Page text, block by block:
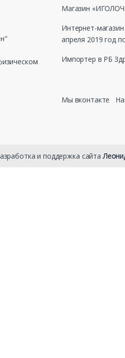
Магазин
Интернет-
апреля 2019 год
Импортер в РБ
Мы вконтакте
и поддержка сайта